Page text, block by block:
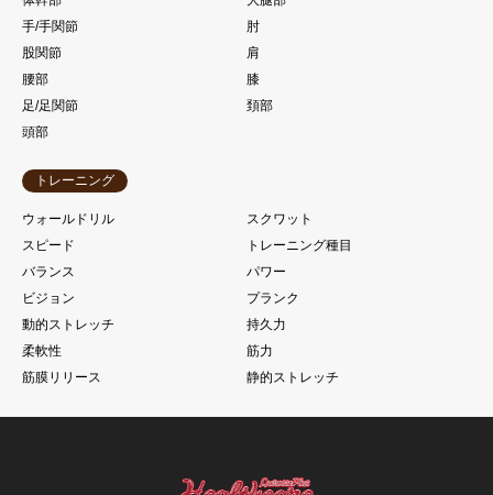
手/手関節
肘
股関節
肩
腰部
膝
足/足関節
頚部
頭部
トレーニング
ウォールドリル
スクワット
スピード
トレーニング種目
バランス
パワー
ビジョン
プランク
動的ストレッチ
持久力
柔軟性
筋力
筋膜リリース
静的ストレッチ